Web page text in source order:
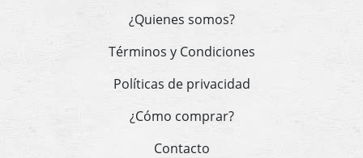
¿Quienes somos?
Términos y Condiciones
Políticas de privacidad
¿Cómo comprar?
Contacto